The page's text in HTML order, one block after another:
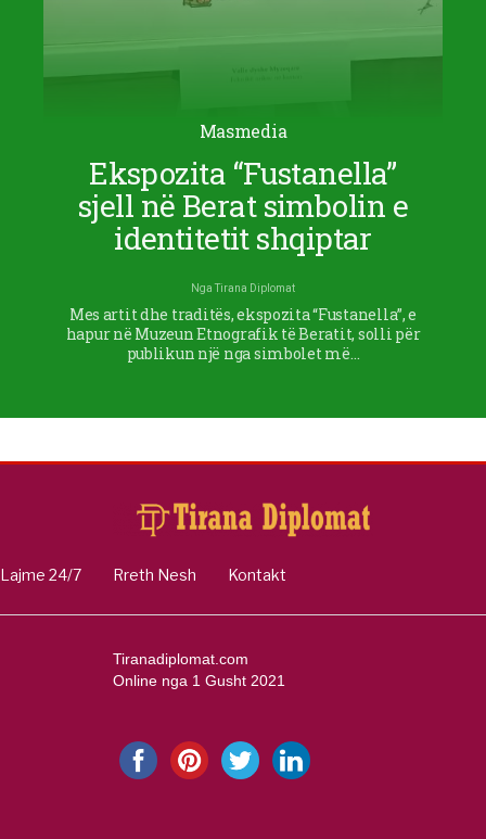
Masmedia
Ekspozita “Fustanella”
sjell në Berat simbolin e
identitetit shqiptar
NgaTirana Diplomat
Mes artit dhe traditës, ekspozita “Fustanella”, e
hapur në Muzeun Etnografik të Beratit, solli për
publikun një nga simbolet më…
Lajme 24/7 Rreth Nesh Kontakt
Tiranadiplomat.com
Online nga 1 Gusht 2021